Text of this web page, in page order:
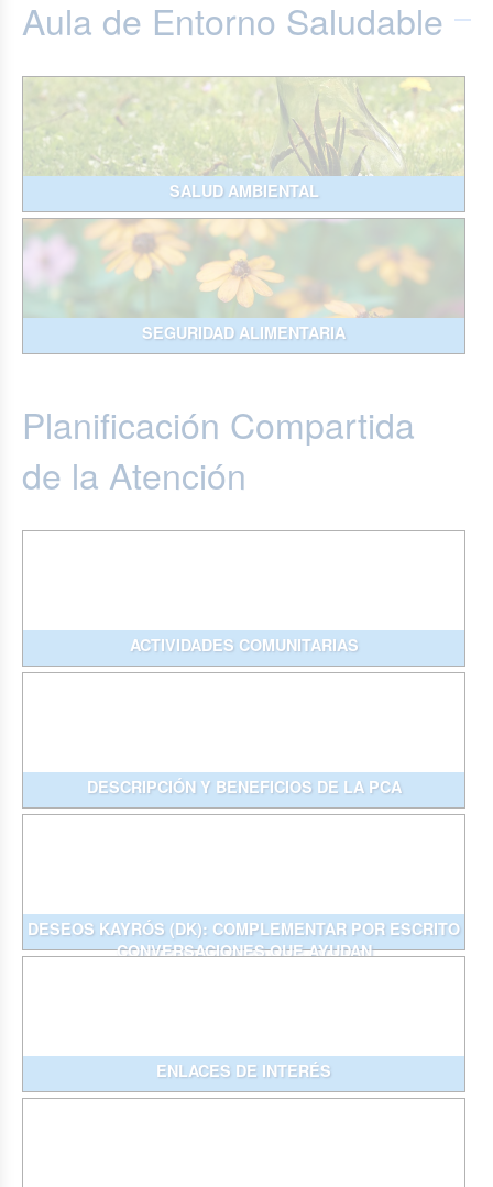
Aula de Entorno Saludable
SALUD AMBIENTAL
SEGURIDAD ALIMENTARIA
Planificación Compartida
de la Atención
ACTIVIDADES COMUNITARIAS
DESCRIPCIÓN Y BENEFICIOS DE LA PCA
DESEOS KAYRÓS (DK): COMPLEMENTAR POR ESCRITO
CONVERSACIONES QUE AYUDAN
ENLACES DE INTERÉS